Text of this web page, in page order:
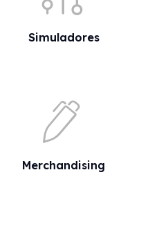
Simuladores
Merchandising